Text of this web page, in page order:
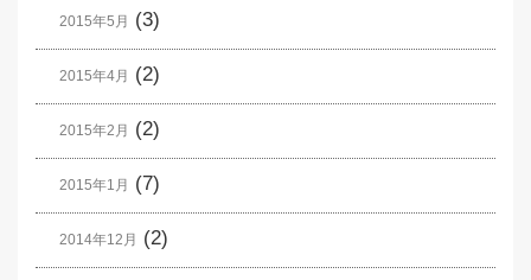
2015年5月 (3)
2015年4月 (2)
2015年2月 (2)
2015年1月 (7)
2014年12月 (2)